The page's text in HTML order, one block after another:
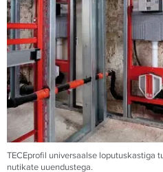
TECEprofil universaalse loputuskastiga
nutikate uuendustega.